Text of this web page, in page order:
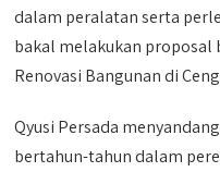
dalam peralatan serta
bakal melakukan proposal
Renovasi Bangunan di
Qyusi Persada
bertahun-tahun dalam